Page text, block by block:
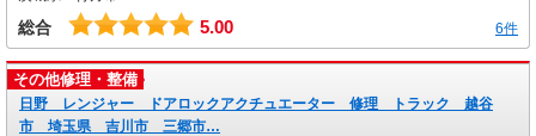
総合 5.00 6件
その他修理・整備
日野 レンジャー ドアロックアクチュエーター 修理 トラック 越谷
市 埼玉県 吉川市 三郷市…